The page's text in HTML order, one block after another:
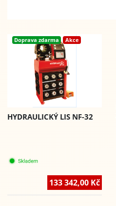
Doprava zdarma Akce
HYDRAULICKÝ LIS NF-32
133 342,00 Kč